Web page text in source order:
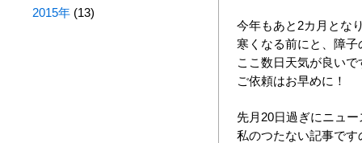
2015年 (13)
今年もあと2カ月とな
寒くなる前にと、障
ここ数日天気が良い
ご依頼はお早めに！
先月20日過ぎにニュ
私のつたない記事で